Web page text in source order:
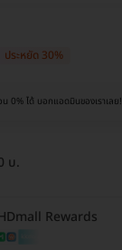
ประหยัด 30%
0% ได้ บอกแอดมินของเราเลย!
บ.
Rewards